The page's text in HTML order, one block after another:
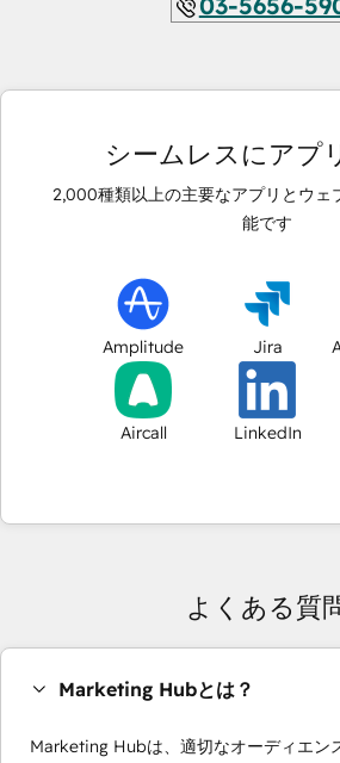
シームレスにアプ
2,000種類以上の主要なアプリとウェ
能です
Amplitude Jira
Aircall LinkedIn
よくある質
Marketing Hubとは？
Marketing Hubは、適切なオーディエン